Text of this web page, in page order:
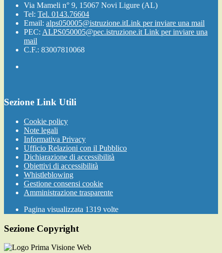
Via Mameli n° 9, 15067 Novi Ligure (AL)
Tel: Tel. 0143.76604
Email: alps050005@istruzione.itLink per inviare una mail
PEC: ALPS050005@pec.istruzione.it Link per inviare una
mail
C.F.: 83007810068
Sezione Link Utili
Cookie policy
Note legali
Informativa Privacy
Ufficio Relazioni con il Pubblico
Dichiarazione di accessibilità
Obiettivi di accessibilità
Whistleblowing
Gestione consensi cookie
Amministrazione trasparente
Pagina visualizzata 1319 volte
Sezione Copyright